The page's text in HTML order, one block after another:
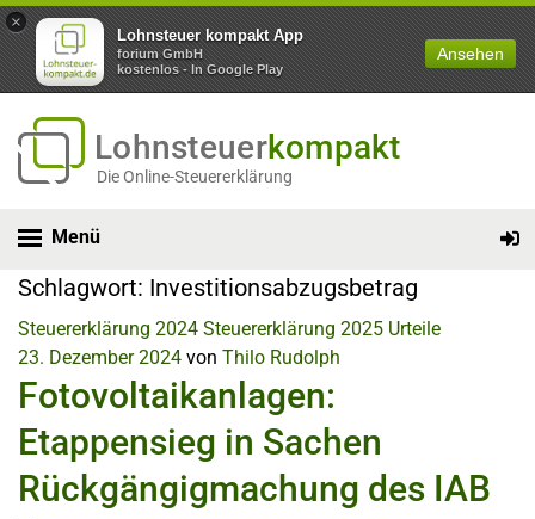
×
Lohnsteuer kompakt App
forium GmbH
kostenlos - In Google Play
Ansehen
Lohnsteuerkompakt
Die Online-Steuererklärung
Menü
Schlagwort: Investitionsabzugsbetrag
Steuererklärung 2024 Steuererklärung 2025 Urteile
23. Dezember 2024 von Thilo Rudolph
Fotovoltaikanlagen:
Etappensieg in Sachen
Rückgängigmachung des IAB